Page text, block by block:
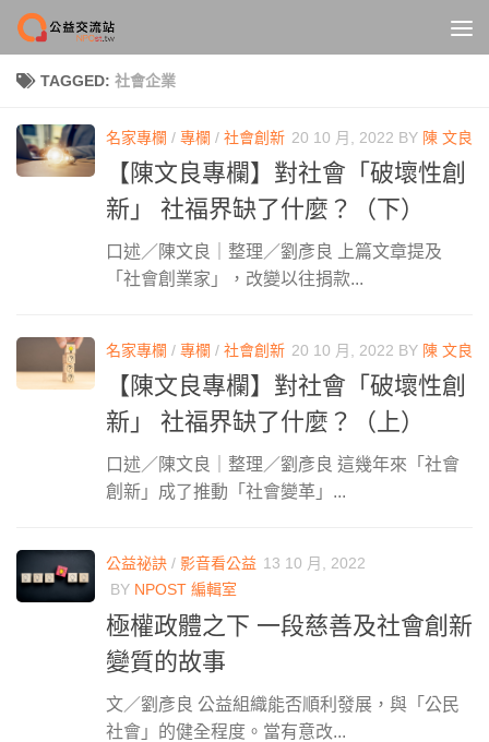
Skip to content
TAGGED: 社會企業
名家專欄 / 專欄 / 社會創新 20 10 月, 2022 BY 陳 文良
【陳文良專欄】對社會「破壞性創
新」 社福界缺了什麼？（下）
口述／陳文良｜整理／劉彥良 上篇文章提及
「社會創業家」，改變以往捐款...
名家專欄 / 專欄 / 社會創新 20 10 月, 2022 BY 陳 文良
【陳文良專欄】對社會「破壞性創
新」 社福界缺了什麼？（上）
口述／陳文良｜整理／劉彥良 這幾年來「社會
創新」成了推動「社會變革」...
公益祕訣 / 影音看公益 13 10 月, 2022
BY NPOST 編輯室
極權政體之下 一段慈善及社會創新
變質的故事
文／劉彥良 公益組織能否順利發展，與「公民
社會」的健全程度。當有意改...